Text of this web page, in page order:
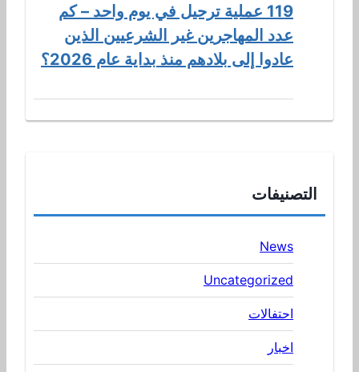
119 عملية ترحيل في يوم واحد – كم
عدد المهاجرين غير الشرعيين الذين
عادوا إلى بلادهم منذ بداية عام 2026؟
التصنيفات
News
Uncategorized
احتفالات
اخبار